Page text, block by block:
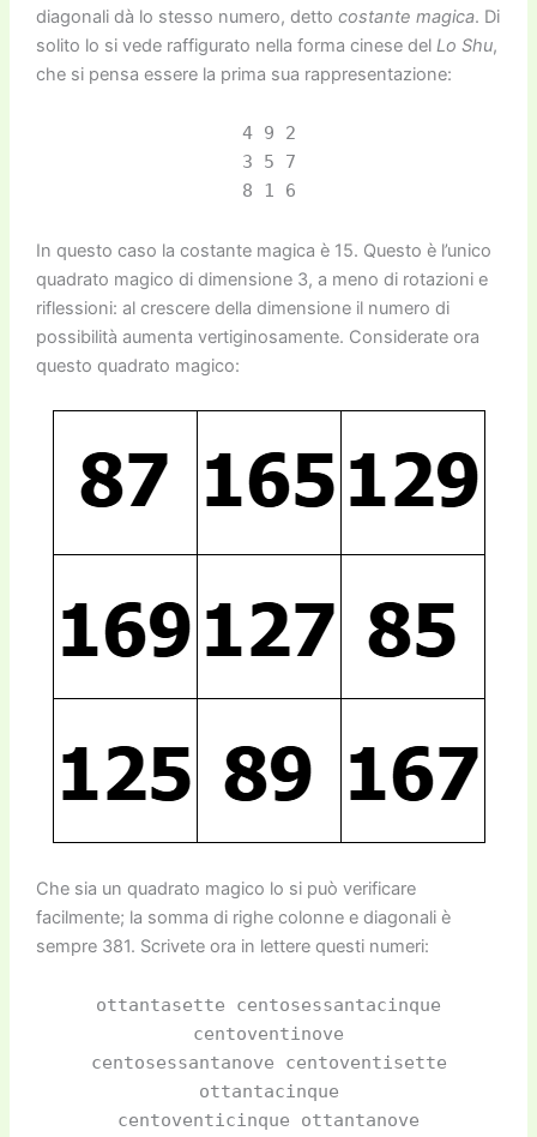
diagonali dà lo stesso numero, detto costante magica. Di
solito lo si vede raffigurato nella forma cinese del Lo Shu,
che si pensa essere la prima sua rappresentazione:
4 9 2
3 5 7
8 1 6
In questo caso la costante magica è 15. Questo è l’unico
quadrato magico di dimensione 3, a meno di rotazioni e
riflessioni: al crescere della dimensione il numero di
possibilità aumenta vertiginosamente. Considerate ora
questo quadrato magico:
Che sia un quadrato magico lo si può verificare
facilmente; la somma di righe colonne e diagonali è
sempre 381. Scrivete ora in lettere questi numeri:
ottantasette centosessantacinque
centoventinove
centosessantanove centoventisette
ottantacinque
centoventicinque ottantanove